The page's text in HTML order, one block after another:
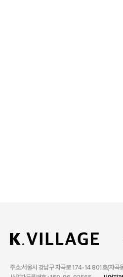
주소:서울시 강남구 자곡로 174-14 801호(자곡